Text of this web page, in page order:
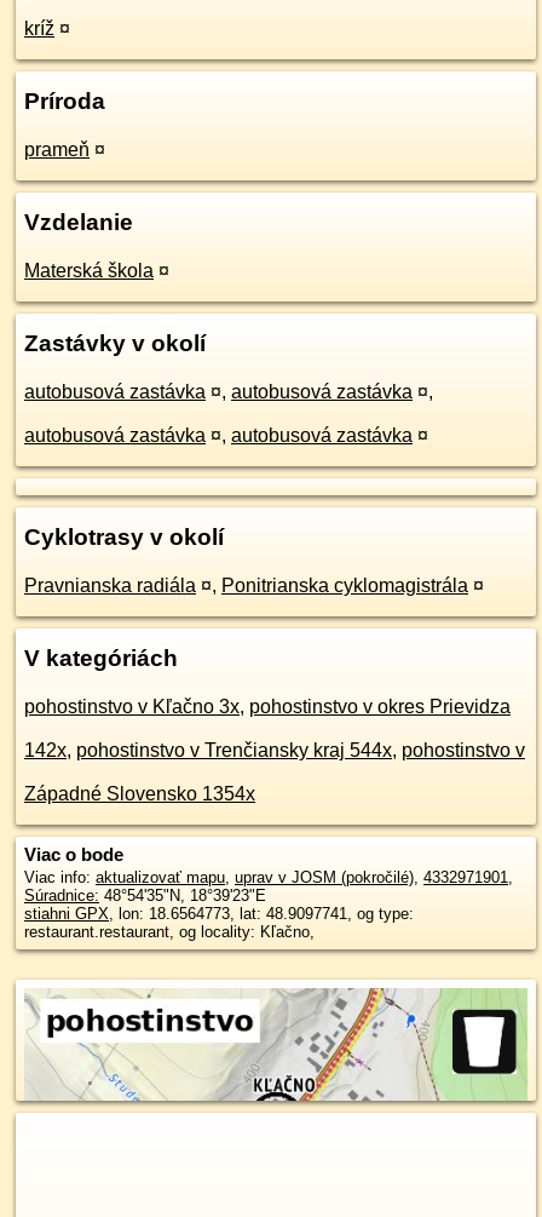
kríž ¤
Príroda
prameň ¤
Vzdelanie
Materská škola ¤
Zastávky v okolí
autobusová zastávka ¤, autobusová zastávka ¤,
autobusová zastávka ¤, autobusová zastávka ¤
Cyklotrasy v okolí
Pravnianska radiála ¤, Ponitrianska cyklomagistrála ¤
V kategóriách
pohostinstvo v Kľačno 3x, pohostinstvo v okres Prievidza
142x, pohostinstvo v Trenčiansky kraj 544x, pohostinstvo v
Západné Slovensko 1354x
Viac o bode
Viac info: aktualizovať mapu, uprav v JOSM (pokročilé), 4332971901,
Súradnice: 48°54'35"N, 18°39'23"E
stiahni GPX, lon: 18.6564773, lat: 48.9097741, og type:
restaurant.restaurant, og locality: Kľačno,